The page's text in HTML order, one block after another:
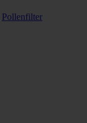
Pollenfilter